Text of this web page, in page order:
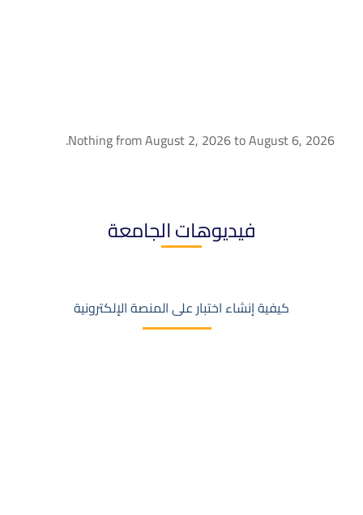
Nothing from August 2, 2026 to August 6, 2026.
فيديوهات الجامعة
كيفية إنشاء اختبار على المنصة الإلكترونية